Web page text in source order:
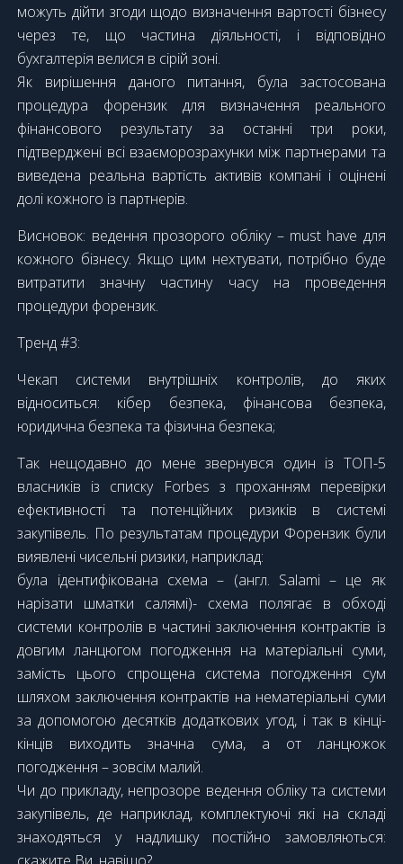
можуть дійти згоди щодо визначення вартості бізнесу
через те, що частина діяльності, і відповідно
бухгалтерія велися в сірій зоні.
Як вирішення даного питання, була застосована
процедура форензик для визначення реального
фінансового результату за останні три роки,
підтверджені всі взаєморозрахунки між партнерами та
виведена реальна вартість активів компані і оцінені
долі кожного із партнерів.
Висновок: ведення прозорого обліку – must have для
кожного бізнесу. Якщо цим нехтувати, потрібно буде
витратити значну частину часу на проведення
процедури форензик.
Тренд #3:
Чекап системи внутрішніх контролів, до яких
відноситься: кібер безпека, фінансова безпека,
юридична безпека та фізична безпека;
Так нещодавно до мене звернувся один із ТОП-5
власників із списку Forbes з проханням перевірки
ефективності та потенційних ризиків в системі
закупівель. По результатам процедури Форензик були
виявлені чисельні ризики, наприклад:
була ідентифікована схема – (англ. Salami – це як
нарізати шматки салямі)- схема полягає в обході
системи контролів в частині заключення контрактів із
довгим ланцюгом погодження на матеріальні суми,
замість цього спрощена система погодження сум
шляхом заключення контрактів на нематеріальні суми
за допомогою десятків додаткових угод, і так в кінці-
кінців виходить значна сума, а от ланцюжок
погодження – зовсім малий.
Чи до прикладу, непрозоре ведення обліку та системи
закупівель, де наприклад, комплектуючі які на складі
знаходяться у надлишку постійно замовляються: